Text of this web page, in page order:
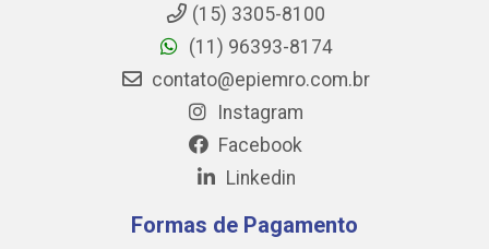
(15) 3305-8100
(11) 96393-8174
contato@epiemro.com.br
Instagram
Facebook
Linkedin
Formas de Pagamento